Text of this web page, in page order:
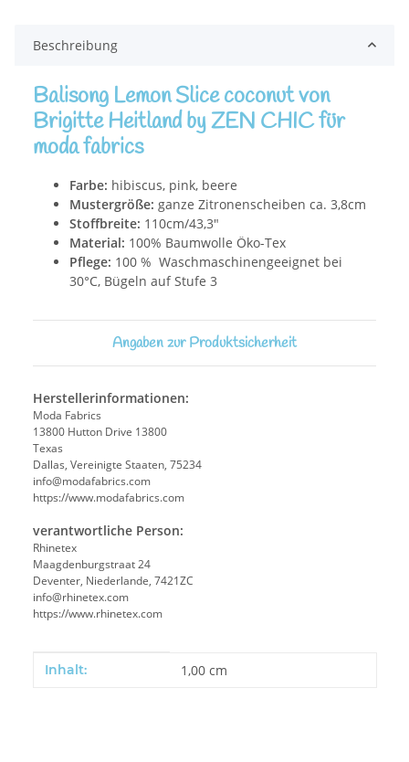
Beschreibung
Balisong Lemon Slice coconut von
Brigitte Heitland by ZEN CHIC für
moda fabrics
Farbe: hibiscus, pink, beere
Mustergröße: ganze Zitronenscheiben ca. 3,8cm
Stoffbreite: 110cm/43,3"
Material: 100% Baumwolle Öko-Tex
Pflege: 100 % Waschmaschinengeeignet bei
30°C, Bügeln auf Stufe 3
Angaben zur Produktsicherheit
Herstellerinformationen:
Moda Fabrics
13800 Hutton Drive 13800
Texas
Dallas, Vereinigte Staaten, 75234
info@modafabrics.com
https://www.modafabrics.com
verantwortliche Person:
Rhinetex
Maagdenburgstraat 24
Deventer, Niederlande, 7421ZC
info@rhinetex.com
https://www.rhinetex.com
Produkteigenschaft
Wert
Inhalt: 1,00 cm